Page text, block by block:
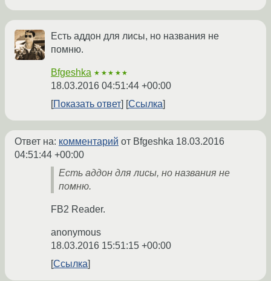
Есть аддон для лисы, но названия не
помню.
Bfgeshka ★★★★★
18.03.2016 04:51:44 +00:00
Показать ответ
Ссылка
Ответ на: комментарий от Bfgeshka 18.03.2016
04:51:44 +00:00
Есть аддон для лисы, но названия не
помню.
FB2 Reader.
anonymous
18.03.2016 15:51:15 +00:00
Ссылка